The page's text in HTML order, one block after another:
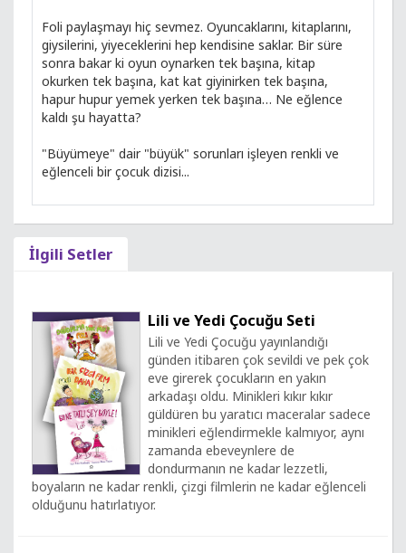
Foli paylaşmayı hiç sevmez. Oyuncaklarını, kitaplarını,
giysilerini, yiyeceklerini hep kendisine saklar. Bir süre
sonra bakar ki oyun oynarken tek başına, kitap
okurken tek başına, kat kat giyinirken tek başına,
hapur hupur yemek yerken tek başına… Ne eğlence
kaldı şu hayatta?
"Büyümeye" dair "büyük" sorunları işleyen renkli ve
eğlenceli bir çocuk dizisi...
İlgili Setler
Lili ve Yedi Çocuğu Seti
Lili ve Yedi Çocuğu yayınlandığı
günden itibaren çok sevildi ve pek çok
eve girerek çocukların en yakın
arkadaşı oldu. Minikleri kıkır kıkır
güldüren bu yaratıcı maceralar sadece
minikleri eğlendirmekle kalmıyor, aynı
zamanda ebeveynlere de
dondurmanın ne kadar lezzetli,
boyaların ne kadar renkli, çizgi filmlerin ne kadar eğlenceli
olduğunu hatırlatıyor.